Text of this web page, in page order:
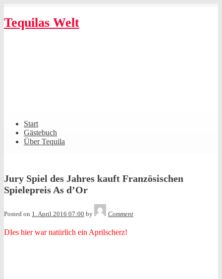
to
content
Tequilas Welt
Primary
Navigation
Start
Gästebuch
Über Tequila
Jury Spiel des Jahres kauft Französischen
Spielepreis As d’Or
Posted on 1. April 2016 07:00 by
Comment
DIes hier war natürlich ein Aprilscherz!